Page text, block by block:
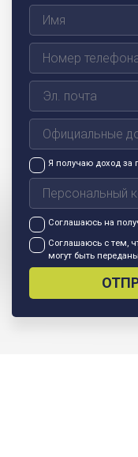
Я получаю доход за
Соглашаюсь на
Соглашаюсь с тем,
могут быть